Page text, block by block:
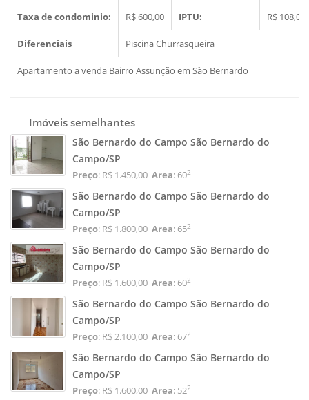
Taxa de condominio: R$ 600,00 IPTU: R$ 108,00
Diferenciais PiscinaChurrasqueira
Apartamento a venda Bairro Assunção em São Bernardo
Imóveis semelhantes
São Bernardo do Campo São Bernardo do
Campo/SP
Preço: R$ 1.450,00 Area: 602
São Bernardo do Campo São Bernardo do
Campo/SP
Preço: R$ 1.800,00 Area: 652
São Bernardo do Campo São Bernardo do
Campo/SP
Preço: R$ 1.600,00 Area: 602
São Bernardo do Campo São Bernardo do
Campo/SP
Preço: R$ 2.100,00 Area: 672
São Bernardo do Campo São Bernardo do
Campo/SP
Preço: R$ 1.600,00 Area: 522